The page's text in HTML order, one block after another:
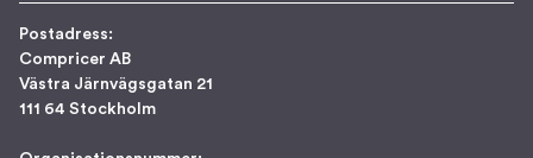
Postadress:
Compricer AB
Västra Järnvägsgatan 21
111 64 Stockholm